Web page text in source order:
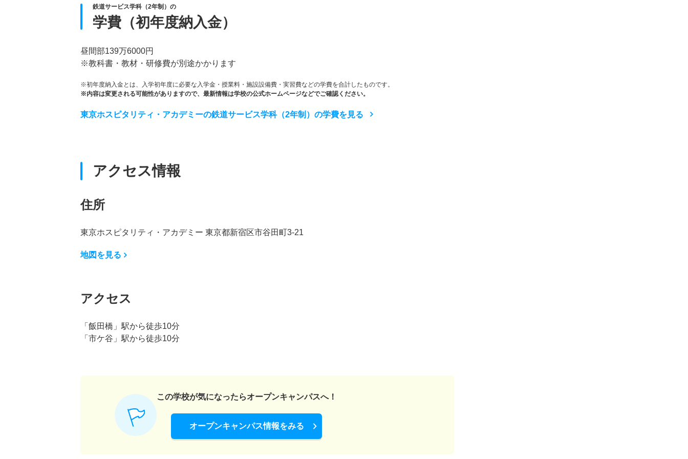
鉄道サービス学科（2年制）の
学費（初年度納入金）
昼間部139万6000円
※教科書・教材・研修費が別途かかります
※初年度納入金とは、入学初年度に必要な入学金・授業料・施設設備費・実習費などの学費を合計したものです。
※内容は変更される可能性がありますので、最新情報は学校の公式ホームページなどでご確認ください。
東京ホスピタリティ・アカデミーの鉄道サービス学科（2年制）の学費を見る
アクセス情報
住所
東京ホスピタリティ・アカデミー 東京都新宿区市谷田町3-21
地図を見る
アクセス
「飯田橋」駅から徒歩10分
「市ケ谷」駅から徒歩10分
この学校が気になったらオープンキャンパスへ！
オープンキャンパス情報をみる